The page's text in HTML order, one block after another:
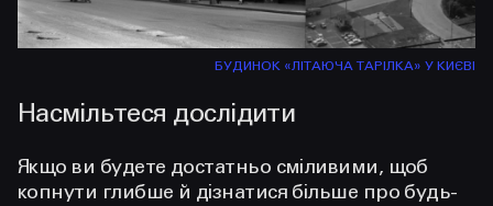
БУДИНОК «ЛІТАЮЧА ТАРІЛКА» У КИЄВІ
Насмільтеся дослідити
Якщо ви будете достатньо сміливими, щоб
копнути глибше й дізнатися більше про будь-